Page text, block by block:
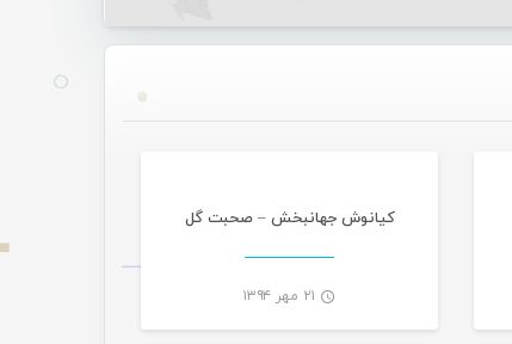
کیانوش جهانبخش – صحبت گل
۲۱ مهر ۱۳۹۴ تازه های هرمزگانی